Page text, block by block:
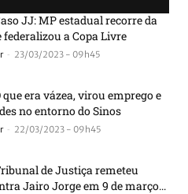
JJ: MP estadual recorre da
federalizou a Copa Livre
- 23/03/2023 - 09h45
que era vázea, virou emprego e
no entorno do Sinos
- 22/03/2023 - 09h45
de Justiça remeteu
Jairo Jorge em 9 de março...